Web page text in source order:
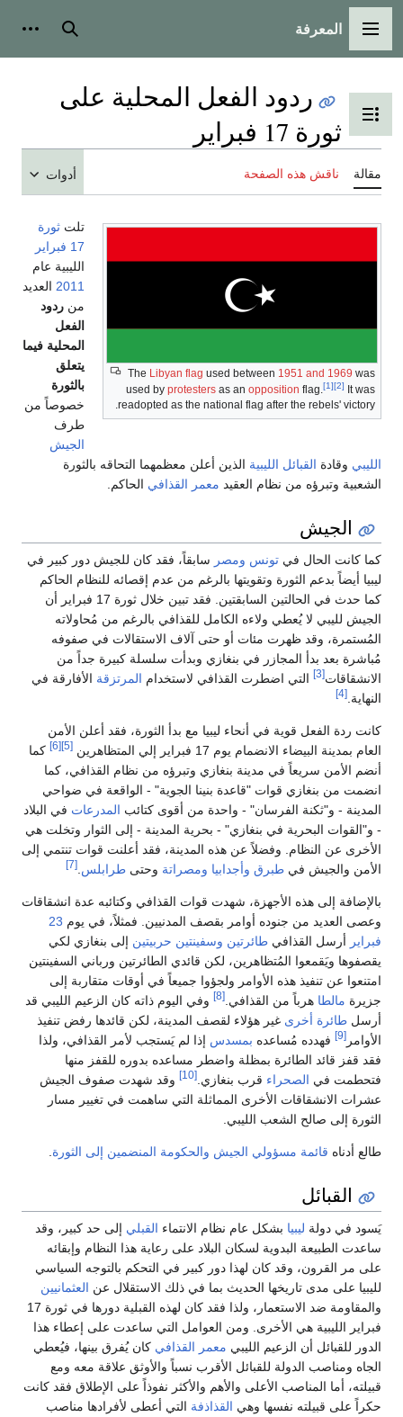
القائمة الرئيسية
المعرفة بحث
تبديل عرض جدول المحتويات
ردود الفعل المحلية على
ثورة 17 فبراير
مقالة ناقش هذه الصفحة أدوات
TheLibyan flagused between1951 and 1969was
used byprotestersas anoppositionflag. [1] [2]It was
readopted as the national flag after the rebels' victory.
تلتثورة
17 فبراير
الليبية عام
2011العديد
منردود
الفعل
المحلية فيما
يتعلق
بالثورة
خصوصاً من
طرف
الجيش
الليبيوقادةالقبائل الليبيةالذين أعلن معظمهما التحاقه بالثورة
الشعبية وتبرؤه من نظام العقيدمعمر القذافيالحاكم.
الجيش
كما كانت الحال فيتونس ومصرسابقاً، فقد كان للجيش دور كبير في
ليبيا أيضاً بدعم الثورة وتقويتها بالرغم من عدم إقصائه للنظام الحاكم
كما حدث في الحالتين السابقتين. فقد تبين خلال ثورة 17 فبراير أن
الجيش لليبي لا يُعطي ولاءه الكامل للقذافي بالرغم من مُحاولاته
المُستمرة، وقد ظهرت مئات أو حتى آلاف الاستقالات في صفوفه
مُباشرة بعد بدأ المجازر في بنغازي وبدأت سلسلة كبيرة جداً من
الانشقاقات
التي اضطرت القذافي لاستخدامالمرتزقةالأفارقة في
النهاية.[4]
كانت ردة الفعل قوية في أنحاء ليبيا مع بدأ الثورة، فقد أعلن الأمن
العام بمدينة البيضاء الانضمام يوم 17 فبراير إلي المتظاهرين
[6]
كما
أنضم الأمن سريعاً في مدينة بنغازي وتبرؤه من نظام القذافي، كما
انضمت من بنغازي قوات "قاعدة بنينا الجوية" - الواقعة في ضواحي
المدينة - و"ثكنة الفرسان" - واحدة من أقوى كتائبالمدرعاتفي البلاد
- و"القوات البحرية في بنغازي" - بحرية المدينة - إلى الثوار وتخلت هي
الأخرى عن النظام. وفضلاً عن هذه المدينة، فقد أعلنت قوات تنتمي إلى
الأمن والجيش فيطبرق وأجدابيا ومصراتةوحتىطرابلس.
بالإضافة إلى هذه الأجهزة، شهدت قوات القذافي وكتائبه عدة انشقاقات
وعصى العديد من جنوده أوامر بقصف المدنيين. فمثلاً، في يوم23
فبرايرأرسل القذافيطائرتين وسفينتين حربيتينإلى بنغازي لكي
يقصفوها ويَقمعوا المُتظاهرين، لكن قائدي الطائرتين ورباني السفينتين
امتنعوا عن تنفيذ هذه الأوامر ولجؤوا جميعاً في أوقات متقاربة إلى
جزيرة مالطاهرباً من القذافي.
وفي اليوم ذاته كان الزعيم الليبي قد
أرسلطائرة أخرى غير هؤلاء لقصف المدينة، لكن قائدها رفض تنفيذ
الأوامر
فهدده مُساعدهبمسدسإذا لم يَستجب لأمر القذافي، ولذا
فقد قفز قائد الطائرة بمظلة واضطر مساعده بدوره للقفز منها
فتحطمت فيالصحراء قرب بنغازي.
وقد شهدت صفوف الجيش
عشرات الانشقاقات الأخرى المماثلة التي ساهمت في تغيير مسار
الثورة إلى صالح الشعب الليبي.
طالع أدناهقائمة مسؤولي الجيش والحكومة المنضمين إلى الثورة.
القبائل
يَسود في دولةليبيابشكل عام نظام الانتماءالقبليإلى حد كبير، وقد
ساعدت الطبيعة البدوية لسكان البلاد على رعاية هذا النظام وإبقائه
على مر القرون، وقد كان لهذا دور كبير في التحكم بالتوجه السياسي
لليبيا على مدى تاريخها الحديث بما في ذلك الاستقلال عنالعثمانيين
والمقاومة ضد الاستعمار، ولذا فقد كان لهذه القبلية دورها في ثورة 17
فبراير الليبية هي الأخرى. ومن العوامل التي ساعدت على إعطاء هذا
الدور للقبائل أن الزعيم الليبيمعمر القذافيكان يُفرق بينها، فيُعطي
الجاه ومناصب الدولة للقبائل الأقرب نسباً والأوثق علاقة معه ومع
قبيلته، أما المناصب الأعلى والأهم والأكثر نفوذاً على الإطلاق فقد كانت
حكراً على قبيلته نفسها وهيالقذاذفةالتي أعطى لأفرادها مناصب